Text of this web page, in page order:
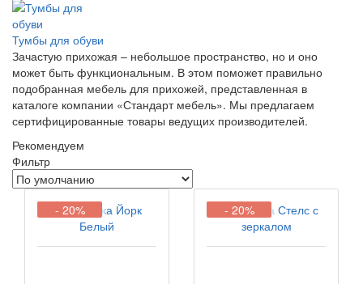
Тумбы для обуви
Зачастую прихожая – небольшое пространство, но и оно
может быть функциональным. В этом поможет правильно
подобранная мебель для прихожей, представленная в
каталоге компании «Стандарт мебель». Мы предлагаем
сертифицированные товары ведущих производителей.
Рекомендуем
Фильтр
- 20% - 20%